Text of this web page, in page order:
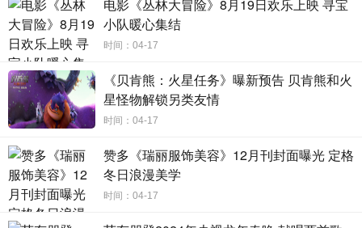
播有限公司、麦特影业（重庆）有限公司、北京无尽之夏文化传媒有限公司、北
京微梦创科网络技术有限公司联合出品，郑执编剧、执导，于和伟、高圆圆、韩
庚、张天爱领衔主演，乔杉特别出演，夏之光主演。
电影《丛林大冒险》8月19日欢乐上映 寻宝
小队暖心集结
时间：04-17
《贝肯熊：火星任务》曝新预告 贝肯熊和火
星怪物解锁另类友情
时间：04-17
赞多《瑞丽服饰美容》12月刊封面曝光 定格
冬日浪漫美学
时间：04-17